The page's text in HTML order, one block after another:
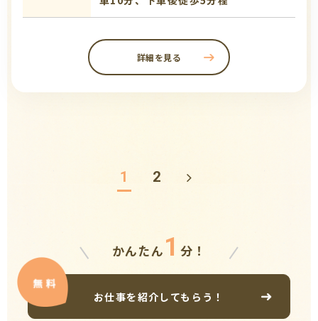
詳細を見る
1 2
かんたん 1 分！
お仕事を紹介してもらう！